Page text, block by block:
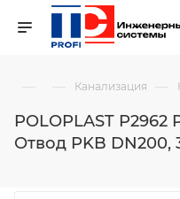
— — Канализация —
POLOPLAST P2962
Отвод PKB DN200,